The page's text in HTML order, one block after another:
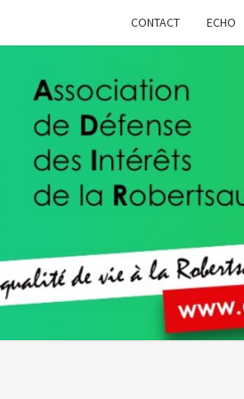
CONTACT ECHO
ADIR
Pour
De Vie À
La
Robertsau